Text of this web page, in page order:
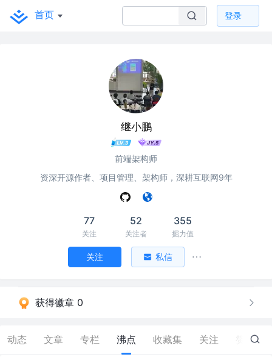
首页 登录
继小鹏
前端架构师
资深开源作者、项目管理、架构师，深耕互联网9年
77
关注
52
关注者
355
掘力值
关注 私信
获得徽章 0
动态 文章 专栏 沸点 收藏集 关注 36